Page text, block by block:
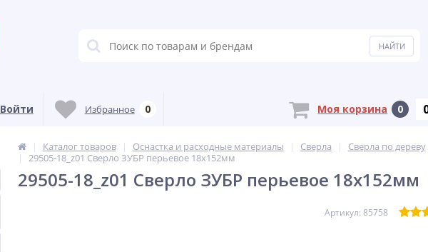
Войти Избранное 0 Моя корзина 0
Каталог товаров Оснастка и расходные материалы Сверла
Сверла по дереву
29505-18_z01 Сверло ЗУБР перьевое 18х152мм
29505-18_z01 Сверло ЗУБР перьевое 18х152мм
Артикул: 85758